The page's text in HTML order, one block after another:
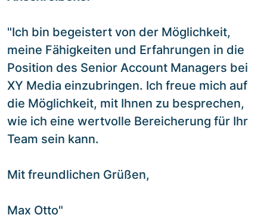
"Ich bin begeistert von der Möglichkeit,
meine Fähigkeiten und Erfahrungen in die
Position des Senior Account Managers bei
XY Media einzubringen. Ich freue mich auf
die Möglichkeit, mit Ihnen zu besprechen,
wie ich eine wertvolle Bereicherung für Ihr
Team sein kann.
Mit freundlichen Grüßen,
Max Otto"